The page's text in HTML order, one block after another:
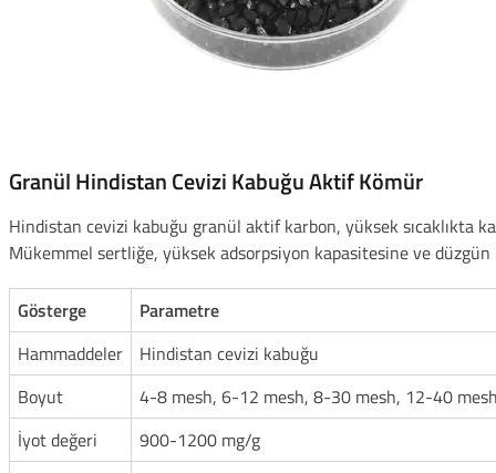
Granül Hindistan Cevizi Kabuğu Aktif Kömür
Hindistan cevizi kabuğu granül aktif karbon, yüksek sıcaklıkta
Mükemmel sertliğe, yüksek adsorpsiyon kapasitesine ve
Gösterge
Parametre
Hammaddeler
Hindistan cevizi kabuğu
Boyut
4-8 mesh, 6-12 mesh, 8-30 mesh, 12-40
İyot değeri
900-1200 mg/g